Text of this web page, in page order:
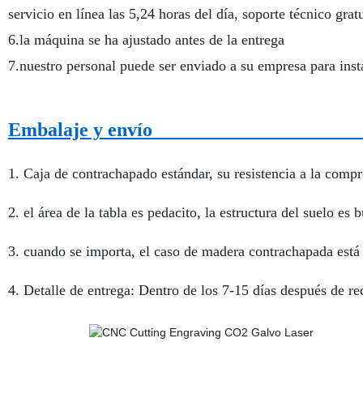
servicio en línea las 5,24 horas del día, soporte
6.la máquina se ha ajustado antes de la entrega
7.nuestro personal puede ser enviado a su empresa para
Embalaje
1. Caja de contrachapado estándar, su resistencia a la
2. el área de la tabla es pedacito, la estructura del suelo es
3. cuando se importa, el caso de madera contrachapada
4. Detalle de entrega: Dentro de los 7-15 días después de